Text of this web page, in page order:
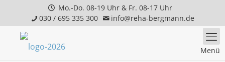
Mo.-Do. 08-19 Uhr & Fr. 08-17 Uhr
030 / 695 335 300
info@reha-bergmann.de
Menü